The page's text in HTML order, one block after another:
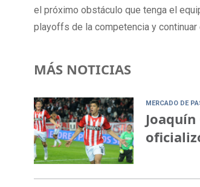
el próximo obstáculo que tenga el
playoffs de la competencia y
MÁS NOTICIAS
MERCADO DE